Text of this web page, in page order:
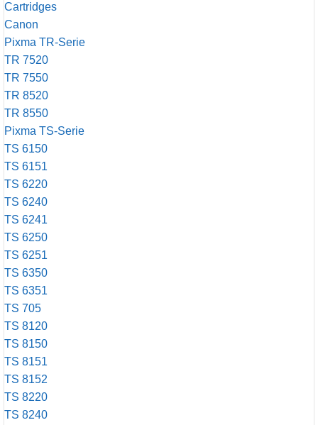
Cartridges
Canon
Pixma TR-Serie
TR 7520
TR 7550
TR 8520
TR 8550
Pixma TS-Serie
TS 6150
TS 6151
TS 6220
TS 6240
TS 6241
TS 6250
TS 6251
TS 6350
TS 6351
TS 705
TS 8120
TS 8150
TS 8151
TS 8152
TS 8220
TS 8240